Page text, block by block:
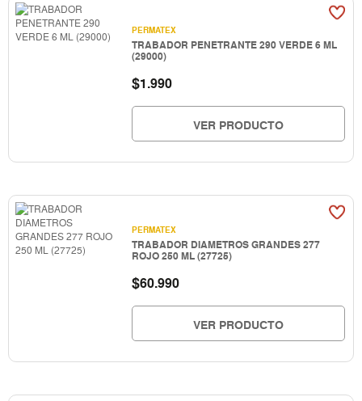
PERMATEX
TRABADOR PENETRANTE 290 VERDE 6 ML
(29000)
$1.990
VER PRODUCTO
PERMATEX
TRABADOR DIAMETROS GRANDES 277
ROJO 250 ML (27725)
$60.990
VER PRODUCTO